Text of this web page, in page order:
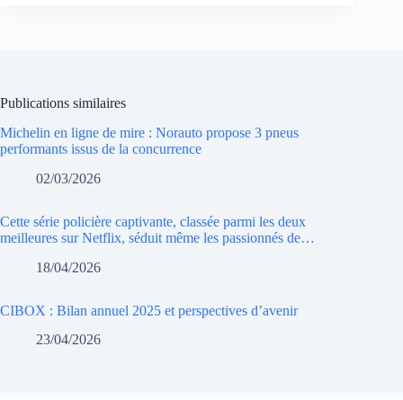
Publications similaires
Michelin en ligne de mire : Norauto propose 3 pneus
performants issus de la concurrence
02/03/2026
Cette série policière captivante, classée parmi les deux
meilleures sur Netflix, séduit même les passionnés de…
18/04/2026
CIBOX : Bilan annuel 2025 et perspectives d’avenir
23/04/2026